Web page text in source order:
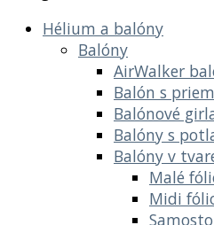
Hélium a balóny
Balóny
AirWalker
Balón s
Balónové
Balóny s
Balóny v
Malé
Midi